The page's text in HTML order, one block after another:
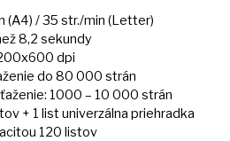
(A4) /35 str./min (Letter)
8,2 sekundy
dpi
do 80 000 strán
1000 – 10 000 strán
+ 1 list univerzálna priehradka
120 listov